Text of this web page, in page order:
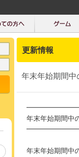
更新情報
年末年始期間
年末年始期間中
年末年始期間中